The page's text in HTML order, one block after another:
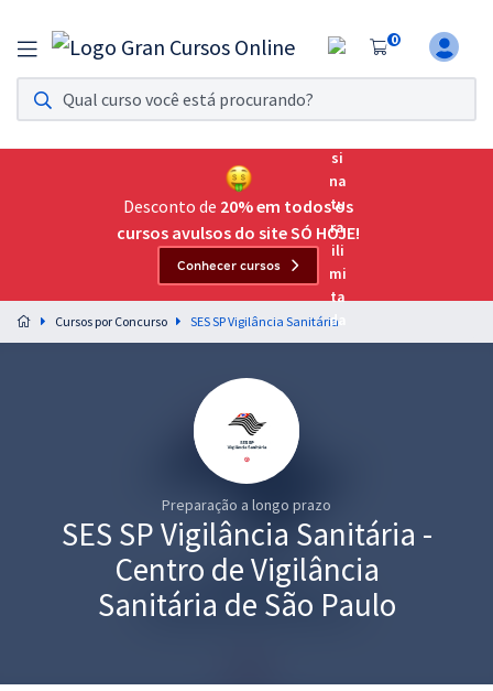
0
Assinatura Ilimitada 11
Acesso a todos os cursos. Teste grátis por 7 dias!
Assinatura OAB Até Passar
Acesso ilimitado a toda preparação para o Exame da
Preparação completa e intensiva para as principais
residências em saúde do Brasil
Desconto de 20% em todos os
cursos avulsos do site SÓ HOJE!
Conhecer cursos
Cursos por Concurso SES SP Vigilância Sanitária
Preparação a longo prazo
SES SP Vigilância Sanitária -
Centro de Vigilância
Sanitária de São Paulo